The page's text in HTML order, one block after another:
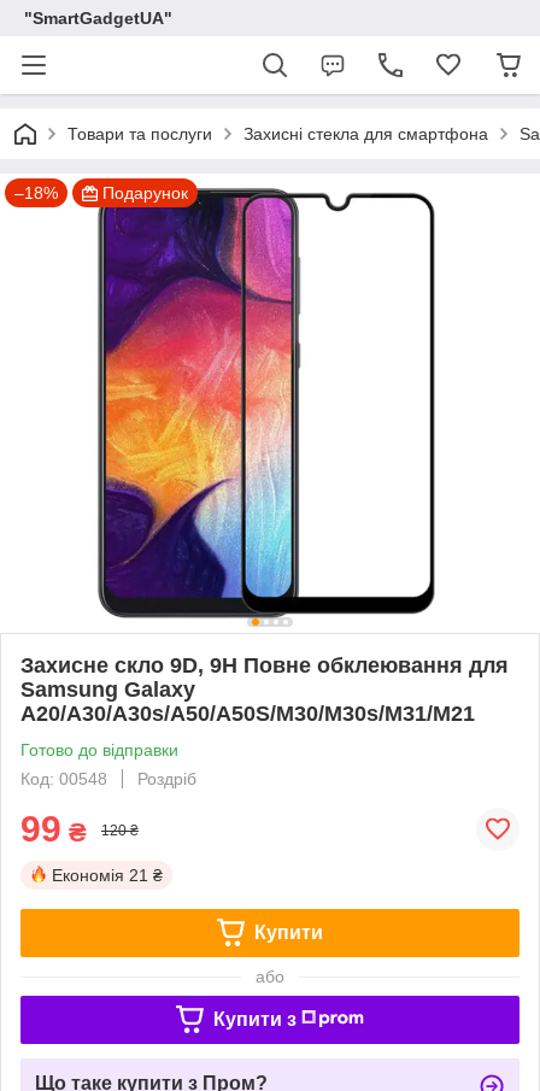
"SmartGadgetUA"
Товари та послуги Захисні стекла для смартфона
–18% Подарунок
Захисне скло 9D, 9H Повне обклеювання для
Samsung Galaxy
A20/A30/A30s/A50/A50S/M30/M30s/M31/M21
Готово до відправки
Код: 00548
Роздріб
99 ₴ 120 ₴
Економія 21 ₴
Купити
або
Купити з
Що таке купити з Пром?